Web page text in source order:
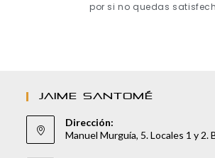
por si no quedas
JAIME SANTOMÉ
Dirección:
Manuel Murguía, 5. Locales 1 y 2.